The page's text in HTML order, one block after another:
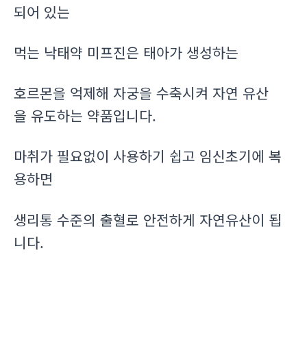
되어 있는
먹는 낙태약 미프진은 태아가 생성하는
호르몬을 억제해 자궁을 수축시켜 자연 유산
을 유도하는 약품입니다.
마취가 필요없이 사용하기 쉽고 임신초기에 복
용하면
생리통 수준의 출혈로 안전하게 자연유산이 됩
니다.